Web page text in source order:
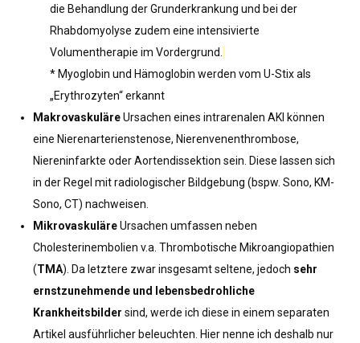
die Behandlung der Grunderkrankung und bei der
Rhabdomyolyse zudem eine intensivierte
Volumentherapie im Vordergrund.
* Myoglobin und Hämoglobin werden vom U-Stix als
„Erythrozyten“ erkannt
MakrovaskuläreUrsachen eines intrarenalen AKI können
eine Nierenarterienstenose, Nierenvenenthrombose,
Niereninfarkte oder Aortendissektion sein. Diese lassen sich
in der Regel mit radiologischer Bildgebung (bspw. Sono, KM-
Sono, CT) nachweisen.
MikrovaskuläreUrsachen umfassen neben
Cholesterinembolien v.a. Thrombotische Mikroangiopathien
(TMA). Da letztere zwar insgesamt seltene, jedoch sehr
ernstzunehmende und lebensbedrohliche
Krankheitsbilder sind, werde ich diese in einem separaten
Artikel ausführlicher beleuchten. Hier nenne ich deshalb nur